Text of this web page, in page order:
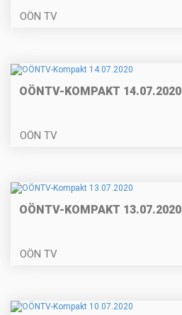
OÖN TV
OÖNTV-KOMPAKT 14.07.2020
OÖN TV
OÖNTV-KOMPAKT 13.07.2020
OÖN TV